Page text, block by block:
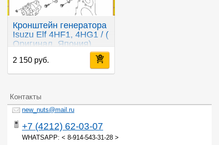
Кронштейн генератора
Isuzu Elf 4HF1, 4HG1 / (
Оригинал, Япония)
2 150 руб.
Контакты
new_nuts@mail.ru
+7 (4212) 62-03-07
WHATSAPP: < 8-914-543-31-28 >